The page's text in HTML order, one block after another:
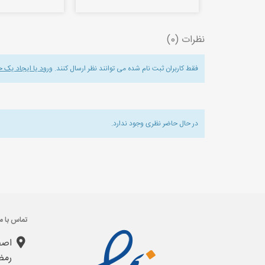
نظرات (0)
فقط کاربران ثبت نام شده می توانند نظر ارسال کنند. ورود یا ایجاد
در حال حاضر نظری وجود ندارد.
تماس با